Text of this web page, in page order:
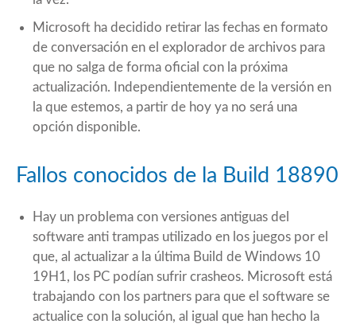
Microsoft ha decidido retirar las fechas en formato
de conversación en el explorador de archivos para
que no salga de forma oficial con la próxima
actualización. Independientemente de la versión en
la que estemos, a partir de hoy ya no será una
opción disponible.
Fallos conocidos de la Build 18890
Hay un problema con versiones antiguas del
software anti trampas utilizado en los juegos por el
que, al actualizar a la última Build de Windows 10
19H1, los PC podían sufrir crasheos. Microsoft está
trabajando con los partners para que el software se
actualice con la solución, al igual que han hecho la